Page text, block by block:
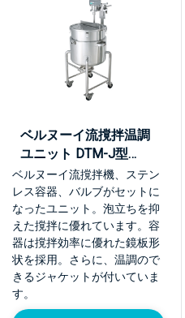
ベルヌーイ流撹拌温調
ユニット DTM-J型
【KU-DTM-J】
ベルヌーイ流撹拌機、ステン
レス容器、バルブがセットに
なったユニット。泡立ちを抑
えた撹拌に優れています。容
器は撹拌効率に優れた鏡板形
状を採用。さらに、温調ので
きるジャケットが付いていま
す。